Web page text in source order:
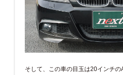
そして、この車の目玉は20インチの